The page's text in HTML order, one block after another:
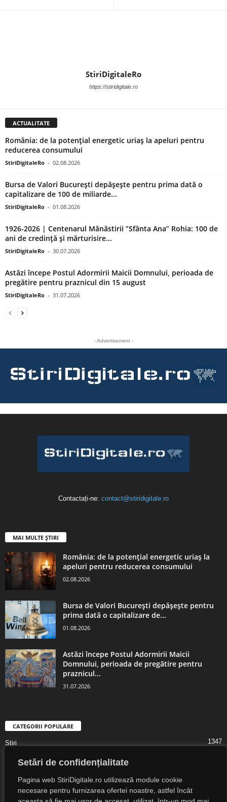
Setări de confidențialitate
Pagina web StiriDigitale.ro utilizează module cookie
necesare pentru furnizarea ofertei noastre, astfel încât
StiriDigitaleRo
https://stiridigitale.ro
ACTUALITATE
România: de la potențial energetic uriaș la apeluri pentru
reducerea consumului
StiriDigitaleRo - 02.08.2026
Bursa de Valori București depășește pentru prima dată o
capitalizare de 100 de miliarde...
StiriDigitaleRo - 01.08.2026
1926-2026 | Centenarul Mănăstirii ”Sfânta Ana” Rohia: 100 de
ani de credință și mărturisire...
StiriDigitaleRo - 30.07.2026
Astăzi începe Postul Adormirii Maicii Domnului, perioada de
pregătire pentru praznicul din 15 august
StiriDigitaleRo - 31.07.2026
- Advertisement -
Contactați-ne: contact@stiridigitale.ro
MAI MULTE ȘTIRI
România: de la potențial energetic uriaș la
apeluri pentru reducerea consumului
02.08.2026
Bursa de Valori București depășește pentru
prima dată o capitalizare de...
01.08.2026
Astăzi începe Postul Adormirii Maicii
Domnului, perioada de pregătire pentru
praznicul...
31.07.2026
CATEGORII POPULARE
Știri 1347
Digital Lifestyle
Societate